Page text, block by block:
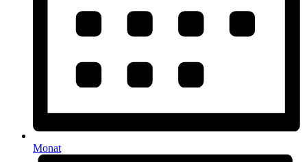
Monat